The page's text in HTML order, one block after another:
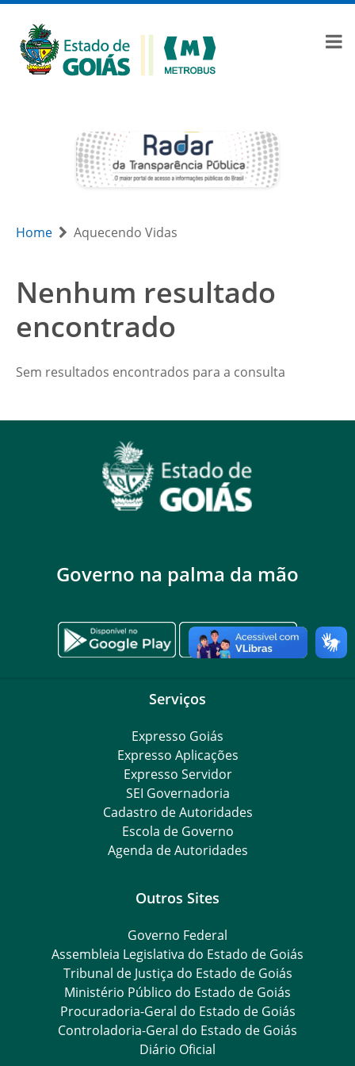
Home Aquecendo Vidas
Nenhum resultado
encontrado
Sem resultados encontrados para a consulta
Governo na palma da mão
Serviços
Expresso Goiás
Expresso Aplicações
Expresso Servidor
SEI Governadoria
Cadastro de Autoridades
Escola de Governo
Agenda de Autoridades
Outros Sites
Governo Federal
Assembleia Legislativa do Estado de Goiás
Tribunal de Justiça do Estado de Goiás
Ministério Público do Estado de Goiás
Procuradoria-Geral do Estado de Goiás
Controladoria-Geral do Estado de Goiás
Diário Oficial